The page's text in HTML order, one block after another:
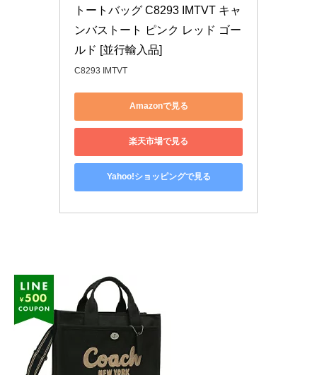
トートバッグ C8293 IMTVT キャ
ンバストート ピンク レッド ゴー
ルド [並行輸入品]
C8293 IMTVT
Amazonで見る
楽天市場で見る
Yahoo!ショッピングで見る